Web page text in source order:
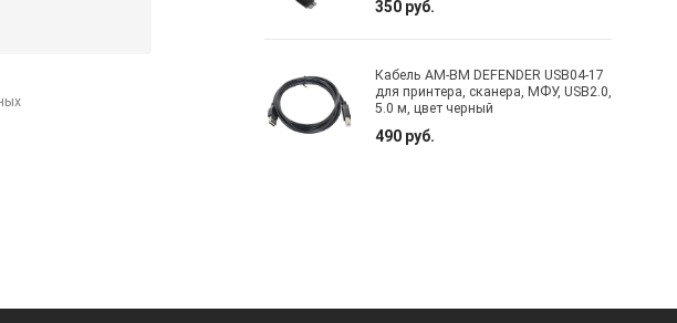
350 руб.
Кабель AM-BM DEFENDER USB04-17
для принтера, сканера, МФУ, USB2.0,
5.0 м, цвет черный
490 руб.